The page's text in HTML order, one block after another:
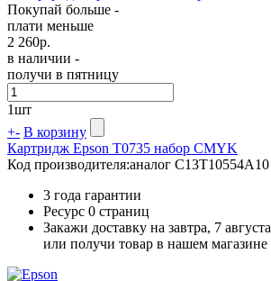
Покупай больше -
плати меньше
2 260р.
в наличии -
получи в пятницу
1шт
+- В корзину
Картридж Epson T0735 набор CMYK
Код производителя:аналог C13T10554A10
3 года гарантии
Ресурс 0 страниц
Закажи доставку на завтра, 7 августа
или получи товар в нашем магазине